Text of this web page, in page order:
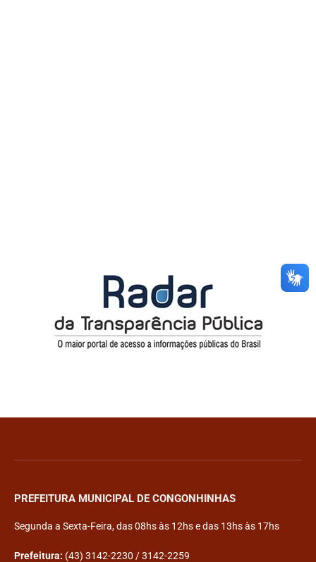
PREFEITURA MUNICIPAL DE CONGONHINHAS
Segunda a Sexta-Feira, das 08hs às 12hs e das 13hs às 17hs
Prefeitura: (43) 3142-2230 / 3142-2259